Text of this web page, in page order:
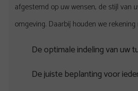
afgestemd op uw wensen, de stijl van
omgeving. Daarbij houden we
De optimale indeling van uw
De juiste beplanting voor